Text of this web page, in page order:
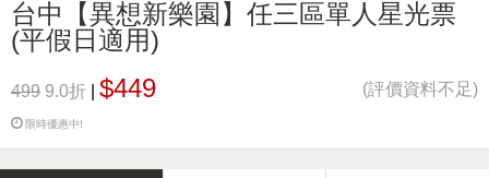
台中【異想新樂園】任三區單人星光票
(平假日適用)
499 9.0折 $449 (評價資料不足)
限時優惠中!